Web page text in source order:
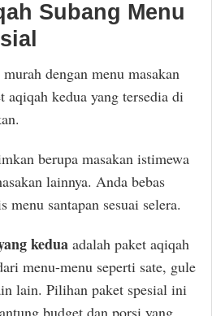
Subang Menu
dengan menu masakan
aqiqah kedua yang tersedia di
berupa masakan istimewa
lainnya. Anda bebas
menu santapan sesuai selera.
kedua adalah paket aqiqah
menu-menu seperti sate, gule
lain. Pilihan paket spesial ini
budget dan porsi yang